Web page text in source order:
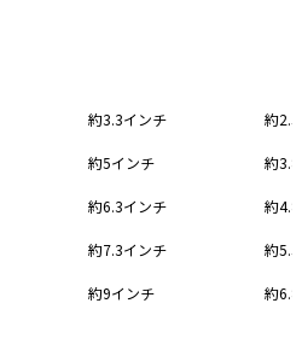
約3.3インチ 約
約5インチ 約
約6.3インチ 約
約7.3インチ 約
約9インチ 約